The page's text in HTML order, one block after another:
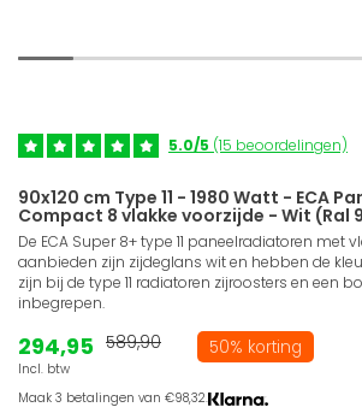
5.0/5 (15 beoordelingen)
90x120 cm Type 11 - 1980 Watt - ECA
Compact 8 vlakke voorzijde - Wit (Ral
De ECA Super 8+ type 11 paneelradiatoren met
aanbieden zijn zijdeglans wit en hebben de kleur
zijn bij de type 11 radiatoren zijroosters en een
inbegrepen.
294,95
Incl. btw
589,90 50% korting
Maak 3 betalingen van €98,32.